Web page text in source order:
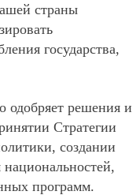
страны
государства,
одобряет решения и
Стратегии
создании
программ.